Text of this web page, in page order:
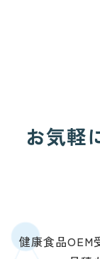
お気軽
健康食品OEM